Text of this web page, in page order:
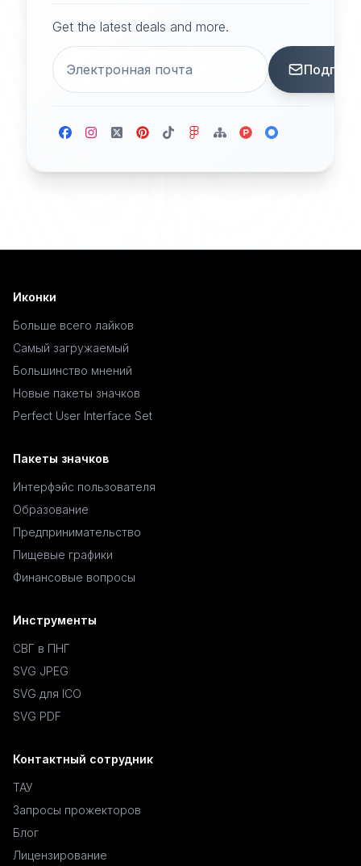
Get the latest deals and more.
Иконки
Больше всего лайков
Самый загружаемый
Большинство мнений
Новые пакеты значков
Perfect User Interface Set
Пакеты значков
Интерфэйс пользователя
Образование
Предпринимательство
Пищевые графики
Финансовые вопросы
Инструменты
СВГ в ПНГ
SVG JPEG
SVG для ICO
SVG PDF
Контактный сотрудник
ТАУ
Запросы прожекторов
Блог
Лицензирование